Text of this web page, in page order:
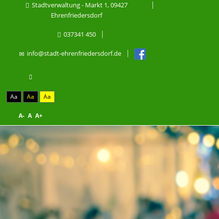
Stadtverwaltung - Markt 1, 09427
Ehrenfriedersdorf
037341 450
info@stadt-ehrenfriedersdorf.de
Aa Aa Aa
A- A A+